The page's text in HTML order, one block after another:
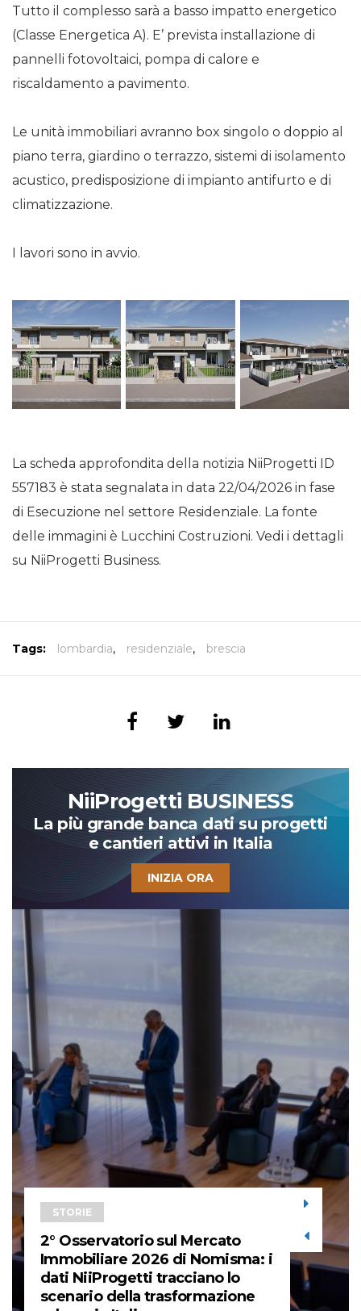
Tutto il complesso sarà a basso impatto energetico
(Classe Energetica A). E’ prevista installazione di
pannelli fotovoltaici, pompa di calore e
riscaldamento a pavimento.
Le unità immobiliari avranno box singolo o doppio al
piano terra, giardino o terrazzo, sistemi di isolamento
acustico, predisposizione di impianto antifurto e di
climatizzazione.
I lavori sono in avvio.
La scheda approfondita della notizia NiiProgetti ID
557183 è stata segnalata in data 22/04/2026 in fase
di Esecuzione nel settore Residenziale. La fonte
delle immagini è Lucchini Costruzioni. Vedi i dettagli
su NiiProgetti Business.
Tags: lombardia, residenziale, brescia
NiiProgetti BUSINESS
La più grande banca dati su progetti
e cantieri attivi in Italia
INIZIA ORA
STORIE
2° Osservatorio sul Mercato
Immobiliare 2026 di Nomisma: i
dati NiiProgetti tracciano lo
scenario della trasformazione